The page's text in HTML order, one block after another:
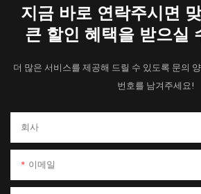
지금 바로 연락주시면
큰 할인 혜택을 받으실
더 많은 서비스를 제공해 드릴 수 있도록 문의
번호를 남겨주세요!
회사
이메일